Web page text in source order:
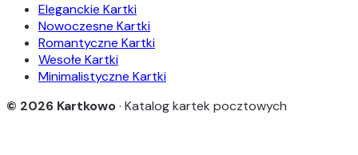
Eleganckie Kartki
Nowoczesne Kartki
Romantyczne Kartki
Wesołe Kartki
Minimalistyczne Kartki
© 2026 Kartkowo· Katalog kartek pocztowych